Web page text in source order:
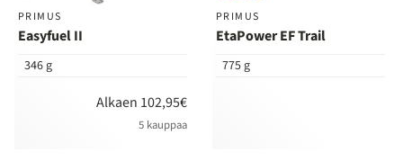
PRIMUS
Easyfuel II
346 g
Alkaen 102,95€
5 kauppaa
PRIMUS
EtaPower EF Trail
775 g